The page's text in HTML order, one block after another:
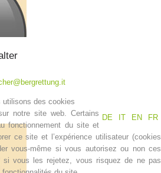
utilisons des cookies
DE
IT EN FR
notre site web. Certains
fonctionnement du site et
ce site et l’expérience utilisateur (cookies
vous-même si vous autorisez ou non ces
vous les rejetez, vous risquez de ne pas